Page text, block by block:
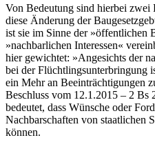
Von Bedeutung sind hierbei zwei
diese Änderung der
ist sie im Sinne der »öffentlichen
»nachbarlichen Interessen«
hier gewichtet: »Angesichts der
bei der Flüchtlingsunterbringung
ein Mehr an Beeinträchtigungen
Beschluss vom 12.1.2015 – 2 Bs
bedeutet, dass Wünsche oder
Nachbarschaften von staatlichen
können.